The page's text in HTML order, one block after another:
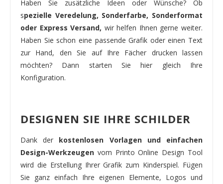
Haben Sie zusätzliche Ideen oder Wünsche? Ob
spezielle Veredelung, Sonderfarbe, Sonderformat
oder Express Versand, wir helfen Ihnen gerne weiter.
Haben Sie schon eine passende Grafik oder einen Text
zur Hand, den Sie auf Ihre Fächer drucken lassen
möchten? Dann starten Sie hier gleich Ihre
Konfiguration.
DESIGNEN SIE IHRE SCHILDER
Dank der kostenlosen Vorlagen und einfachen
Design-Werkzeugen vom Printo Online Design Tool
wird die Erstellung Ihrer Grafik zum Kinderspiel. Fügen
Sie ganz einfach Ihre eigenen Elemente, Logos und